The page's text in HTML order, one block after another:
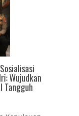
Wujudkan
Tangguh